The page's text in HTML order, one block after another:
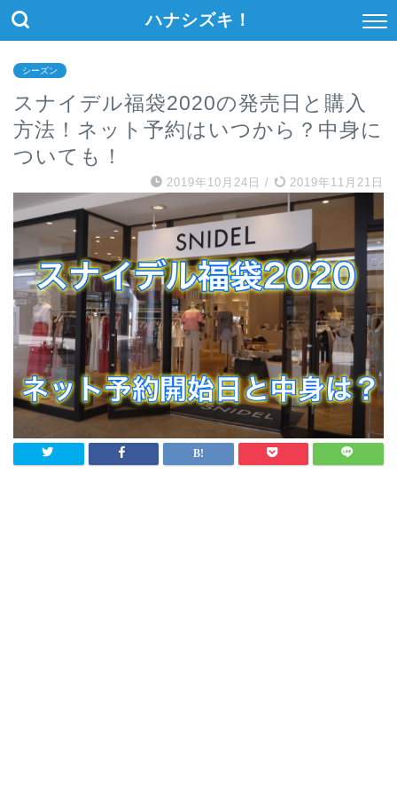
ハナシズキ！
シーズン
スナイデル福袋2020の発売日と購入
方法！ネット予約はいつから？中身に
ついても！
2019年10月24日 / 2019年11月21日